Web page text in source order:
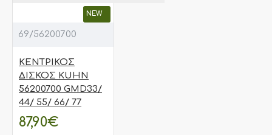
NEW
69/56200700
ΚΕΝΤΡΙΚΟΣ
ΔΙΣΚΟΣ KUHN
56200700 GMD33/
44/ 55/ 66/ 77
87,90€